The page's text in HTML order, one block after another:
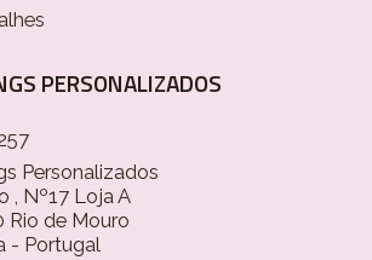
PERSONALIZADOS
Personalizados
, Nº17 Loja A
Rio de Mouro
- Portugal